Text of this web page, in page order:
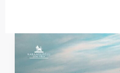
国
人